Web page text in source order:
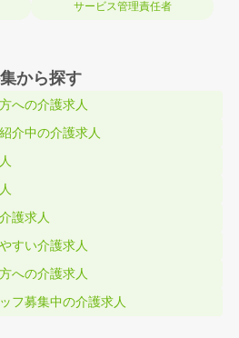
サービス管理責任者
から探す
への介護求人
介中の介護求人
護求人
すい介護求人
への介護求人
フ募集中の介護求人